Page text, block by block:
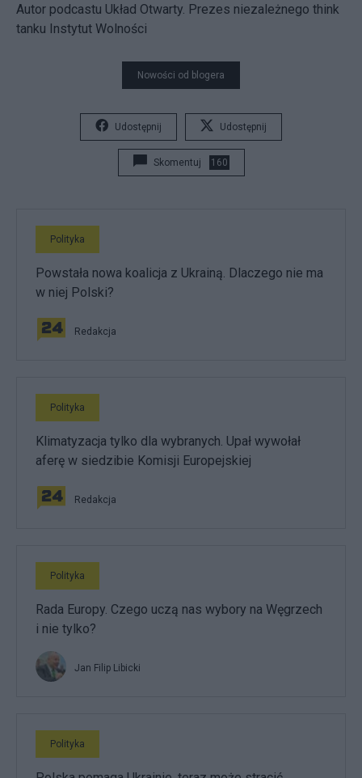
Autor podcastu Układ Otwarty. Prezes niezależnego think
tanku Instytut Wolności
Nowości od blogera
Udostępnij Udostępnij
Skomentuj 160
Polityka
Powstała nowa koalicja z Ukrainą. Dlaczego nie ma
w niej Polski?
Redakcja
Polityka
Klimatyzacja tylko dla wybranych. Upał wywołał
aferę w siedzibie Komisji Europejskiej
Redakcja
Polityka
Rada Europy. Czego uczą nas wybory na Węgrzech
i nie tylko?
Jan Filip Libicki
Polityka